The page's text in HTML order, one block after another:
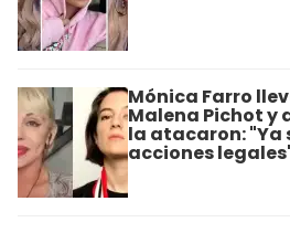
Mónica Farro
Malena Pichot y
la atacaron: "Ya
acciones